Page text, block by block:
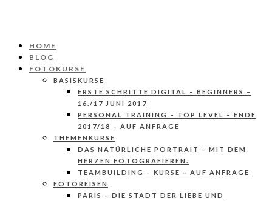
HOME
BLOG
FOTOKURSE
BASISKURSE
ERSTE SCHRITTE DIGITAL – BEGINNERS –
16./17 JUNI 2017
PERSONAL TRAINING – TOP LEVEL – ENDE
2017/18 – AUF ANFRAGE
THEMENKURSE
DAS NATÜRLICHE PORTRAIT – MIT DEM
HERZEN FOTOGRAFIEREN.
TEAMBUILDING – KURSE – AUF ANFRAGE
FOTOREISEN
PARIS – DIE STADT DER LIEBE UND